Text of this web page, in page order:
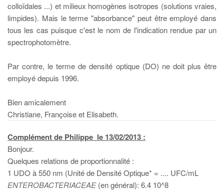
colloïdales ...) et milieux homogènes isotropes (solutions vraies,
limpides). Mais le terme "absorbance" peut être employé dans
tous les cas puisque c'est le nom de l'indication rendue par un
spectrophotomètre.
Par contre, le terme de densité optique (DO) ne doit plus être
employé depuis 1996.
Bien amicalement
Christiane, Françoise et Elisabeth.
Complément de Philippe le 13/02/2013 :
Bonjour.
Quelques relations de proportionnalité :
1 UDO à 550 nm (Unité de Densité Optique* = .... UFC/mL
ENTEROBACTERIACEAE(en général): 6.4 10^8